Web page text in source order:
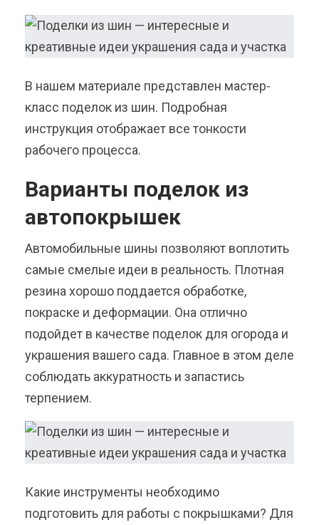
В нашем материале представлен мастер-
класс поделок из шин. Подробная
инструкция отображает все тонкости
рабочего процесса.
Варианты поделок из
автопокрышек
Автомобильные шины позволяют воплотить
самые смелые идеи в реальность. Плотная
резина хорошо поддается обработке,
покраске и деформации. Она отлично
подойдет в качестве поделок для огорода и
украшения вашего сада. Главное в этом деле
соблюдать аккуратность и запастись
терпением.
Какие инструменты необходимо
подготовить для работы с покрышками? Для